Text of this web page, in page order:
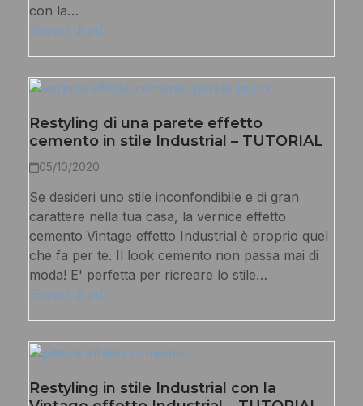
con la…
Scopri di più
Restyling di una parete effetto
cemento in stile Industrial – TUTORIAL
05/10/2020
Se desideri uno stile inconfondibile e di gran
carattere nella tua casa, la vernice effetto
cemento Vintage effetto Industrial è proprio quel
che fa per te. Il look cemento non passa mai di
moda! E' perfetta per ricreare lo stile…
Scopri di più
Restyling in stile Industrial con la